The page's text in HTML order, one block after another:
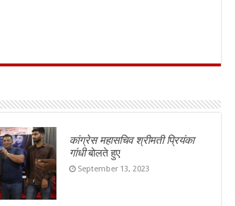
कांग्रेस महासचिव श्रीमती प्रियंका
गांधीबोलते हुए
September 13, 2023